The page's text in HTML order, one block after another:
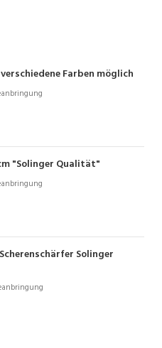
Farben möglich
"Solinger Qualität"
Solinger